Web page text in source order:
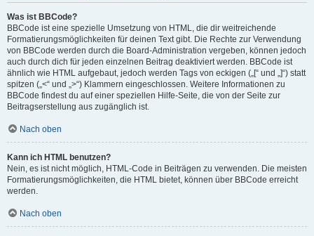
Was ist BBCode?
BBCode ist eine spezielle Umsetzung von HTML, die dir weitreichende
Formatierungsmöglichkeiten für deinen Text gibt. Die Rechte zur Verwendung
von BBCode werden durch die Board-Administration vergeben, können jedoch
auch durch dich für jeden einzelnen Beitrag deaktiviert werden. BBCode ist
ähnlich wie HTML aufgebaut, jedoch werden Tags von eckigen („[“ und „]“) statt
spitzen („<“ und „>“) Klammern eingeschlossen. Weitere Informationen zu
BBCode findest du auf einer speziellen Hilfe-Seite, die von der Seite zur
Beitragserstellung aus zugänglich ist.
Nach oben
Kann ich HTML benutzen?
Nein, es ist nicht möglich, HTML-Code in Beiträgen zu verwenden. Die meisten
Formatierungsmöglichkeiten, die HTML bietet, können über BBCode erreicht
werden.
Nach oben